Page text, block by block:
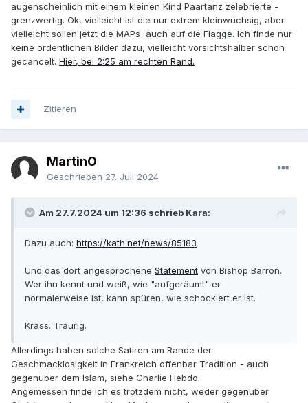
augenscheinlich mit einem kleinen Kind Paartanz zelebrierte -
grenzwertig. Ok, vielleicht ist die nur extrem kleinwüchsig, aber
vielleicht sollen jetzt die MAPs auch auf die Flagge. Ich finde nur
keine ordentlichen Bilder dazu, vielleicht vorsichtshalber schon
gecancelt. Hier, bei 2:25 am rechten Rand.
Zitieren
MartinO
Geschrieben 27. Juli 2024
Am 27.7.2024 um 12:36 schrieb Kara:
Dazu auch: https://kath.net/news/85183
Und das dort angesprochene Statement von Bishop Barron.
Wer ihn kennt und weiß, wie "aufgeräumt" er
normalerweise ist, kann spüren, wie schockiert er ist.
Krass. Traurig.
Allerdings haben solche Satiren am Rande der
Geschmacklosigkeit in Frankreich offenbar Tradition - auch
gegenüber dem Islam, siehe Charlie Hebdo.
Angemessen finde ich es trotzdem nicht, weder gegenüber